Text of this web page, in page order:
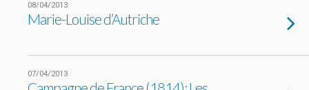
08/04/2013
Marie-Louise d’Autriche
07/04/2013